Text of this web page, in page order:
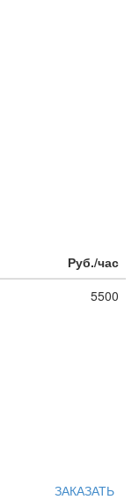
Руб./час
5500
ЗАКАЗАТЬ